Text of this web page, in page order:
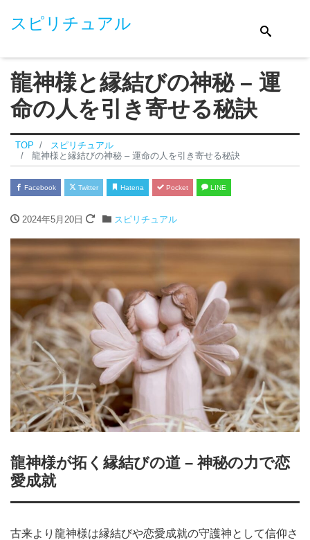
スピリチュアル
龍神様と縁結びの神秘 – 運
命の人を引き寄せる秘訣
TOP
スピリチュアル
龍神様と縁結びの神秘 – 運命の人を引き寄せる秘訣
Facebook Twitter Hatena Pocket LINE
2024年5月20日 スピリチュアル
龍神様が拓く縁結びの道 – 神秘の力で恋
愛成就
古来より龍神様は縁結びや恋愛成就の守護神として信仰さ